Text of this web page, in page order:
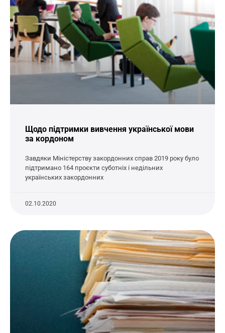
Щодо підтримки вивчення української мови
за кордоном
Завдяки Міністерству закордонних справ 2019 року було
підтримано 164 проєкти суботніх і недільних
українських закордонних
02.10.2020